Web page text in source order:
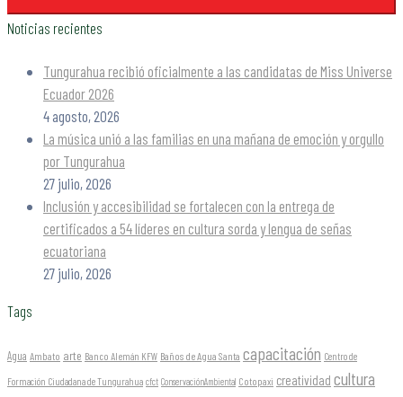
Noticias recientes
Tungurahua recibió oficialmente a las candidatas de Miss Universe
Ecuador 2026
4 agosto, 2026
La música unió a las familias en una mañana de emoción y orgullo
por Tungurahua
27 julio, 2026
Inclusión y accesibilidad se fortalecen con la entrega de
certificados a 54 líderes en cultura sorda y lengua de señas
ecuatoriana
27 julio, 2026
Tags
Agua Ambato arte Banco Alemán KFW Baños de Agua Santa capacitación Centro de
Formación Ciudadana de Tungurahua cfct ConservaciónAmbiental Cotopaxi creatividad cultura